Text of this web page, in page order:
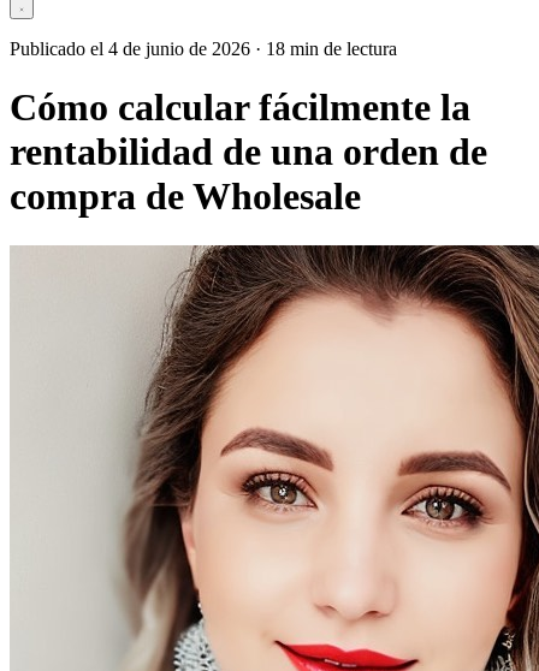
Publicado el 4 de junio de 2026 · 18 min de lectura
Cómo calcular fácilmente la
rentabilidad de una orden de
compra de Wholesale